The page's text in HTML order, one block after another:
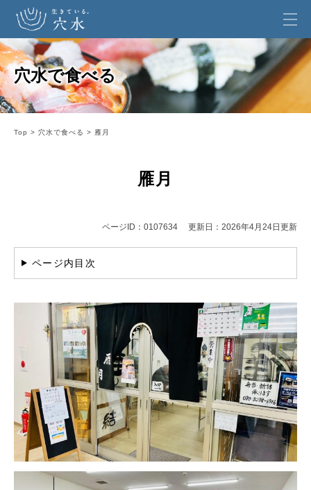
ペ
ー
ジ
の
先
メ
ニ
ュ
ー
を
穴水で食べる
Top > 穴水で食べる > 雁月
雁月
ページID：0107634 更新日：2026年4月24日更新
ページ内目次